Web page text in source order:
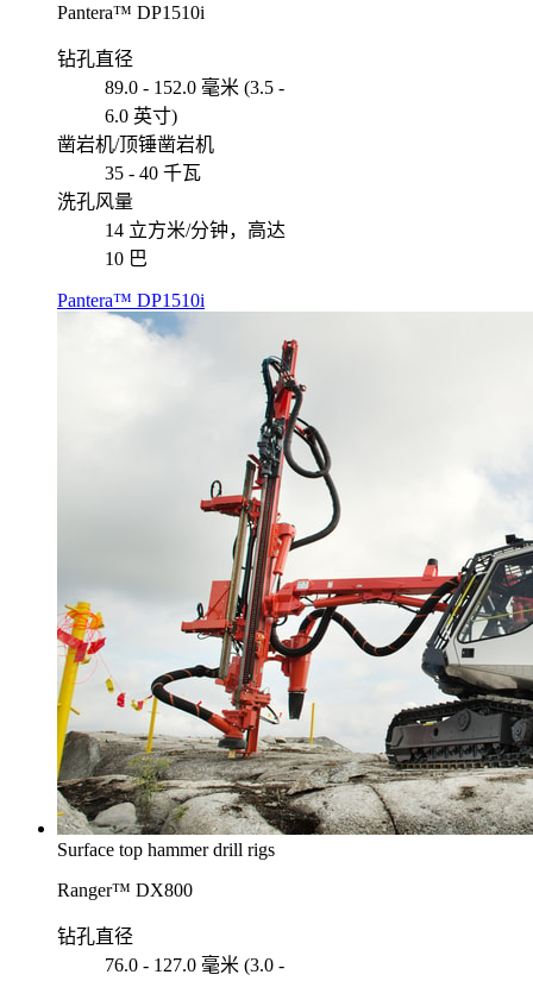
Pantera™ DP1510i
钻孔直径
89.0 - 152.0 毫米 (3.5 -
6.0 英寸)
凿岩机/顶锤凿岩机
35 - 40 千瓦
洗孔风量
14 立方米/分钟，高达
10 巴
Pantera™ DP1510i
Surface top hammer drill rigs
Ranger™ DX800
钻孔直径
76.0 - 127.0 毫米 (3.0 -